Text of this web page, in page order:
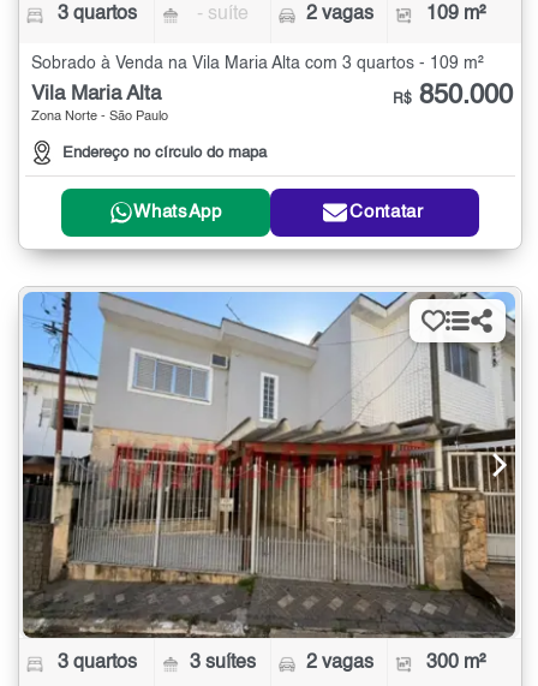
3 quartos - suíte 2 vagas 109 m²
Sobrado à Venda na Vila Maria Alta com 3 quartos - 109 m²
Vila Maria Alta
Zona Norte - São Paulo
Endereço no círculo do mapa
R$ 850.000
WhatsApp Contatar
3 quartos 3 suítes 2 vagas 300 m²